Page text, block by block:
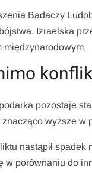
Badaczy
Izraelska
międzynarodowym.
pozostaje
wyższe w
nastąpił
porównaniu do